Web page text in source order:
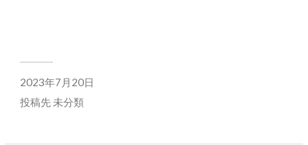
2023年7月20日
投稿先 未分類